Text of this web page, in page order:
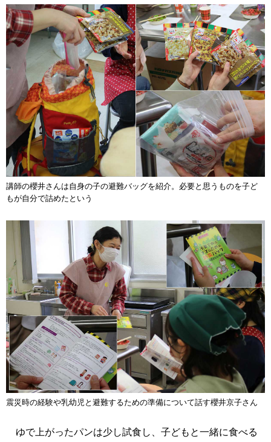
講師の櫻井さんは自身の子の避難バッグを紹介。必要と思うものを子ど
もが自分で詰めたという
震災時の経験や乳幼児と避難するための準備について話す櫻井京子さん
ゆで上がったパンは少し試食し、子どもと一緒に食べる